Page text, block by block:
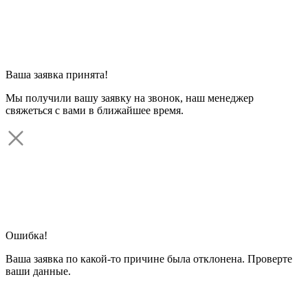
Ваша заявка принята!
Мы получили вашу заявку на звонок, наш менеджер
свяжеться с вами в ближайшее время.
Ошибка!
Ваша заявка по какой-то причине была отклонена. Проверте
ваши данные.